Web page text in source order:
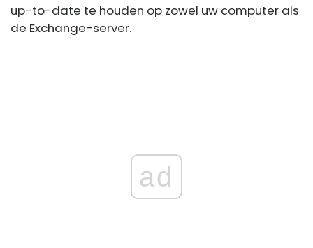
up-to-date te houden op zowel uw computer als
de Exchange-server.
ad